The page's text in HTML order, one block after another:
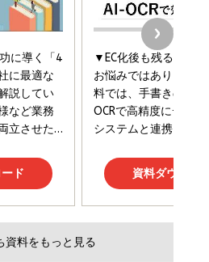
ングの真実 P&G・グリコで学んだ失敗
則
ンキングをもっと見る
を最大化する ルールのデザイン
ンキングをもっと見る
ック経営 「沈黙の組織」から「高め合う
ンキングをもっと見る